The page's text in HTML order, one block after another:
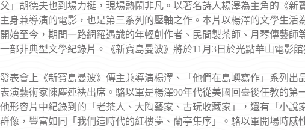
父」胡德夫也到場力挺，現場熱鬧非凡。以著名詩人楊澤為主角的《
主身兼導演的電影，也是第三系列的壓軸之作。本片以楊澤的文學生
開始至今，期間一路網羅遇識的年輕創作者、民間製茶師、月琴傳藝
一部非典型文學紀錄片。《新寶島曼波》將於11月3日於光點華山電影館
發表會上《新寶島曼波》傳主兼導演楊澤、「他們在島嶼寫作」系列出
表演藝術家陳塵連袂出席。駱以軍是楊澤90年代從美國回臺後任教的第
他形容片中紀錄到的「老茶人、大陶藝家、古玩收藏家」，還有「小說
群像，豐富如同「我們這時代的紅樓夢、蘭亭集序」。駱以軍開場時感